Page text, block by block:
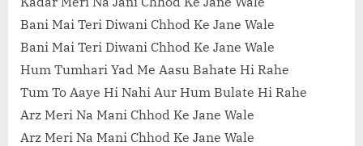
Bani Mai Teri Diwani Chhod Ke Jane Wale
Bani Mai Teri Diwani Chhod Ke Jane Wale
Hum Tumhari Yad Me Aasu Bahate Hi Rahe
Tum To Aaye Hi Nahi Aur Hum Bulate Hi Rahe
Arz Meri Na Mani Chhod Ke Jane Wale
Arz Meri Na Mani Chhod Ke Jane Wale